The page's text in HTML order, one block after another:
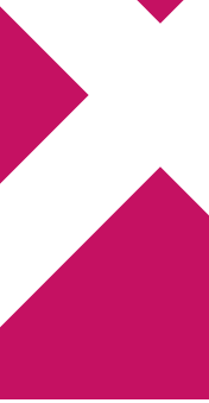
Archives for Harry Hole